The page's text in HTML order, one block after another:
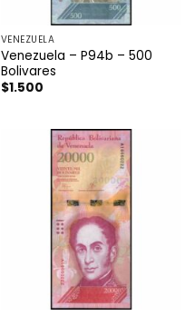
VENEZUELA
Venezuela – P94b – 500
Bolivares
$1.500